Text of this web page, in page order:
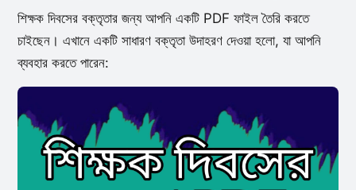
শিক্ষক দিবসের বক্তৃতার জন্য আপনি একটি PDF ফাইল তৈরি করতে
চাইছেন। এখানে একটি সাধারণ বক্তৃতা উদাহরণ দেওয়া হলো, যা আপনি
ব্যবহার করতে পারেন: